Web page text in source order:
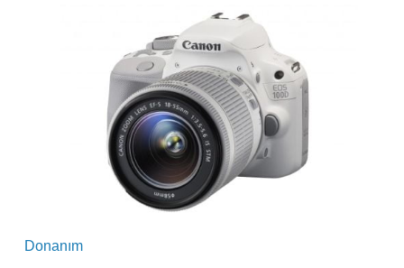
Donanım